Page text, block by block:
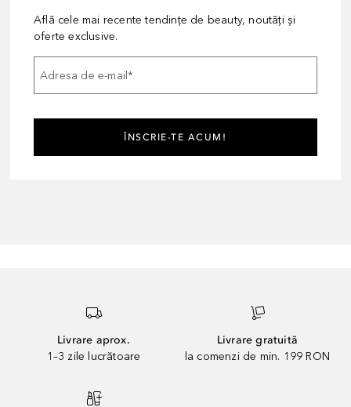
Află cele mai recente tendințe de beauty, noutăți și
oferte exclusive.
Adresa de e-mail *
ÎNSCRIE-TE ACUM!
Livrare aprox.
1–3 zile lucrătoare
Livrare gratuită
la comenzi de min. 199 RON